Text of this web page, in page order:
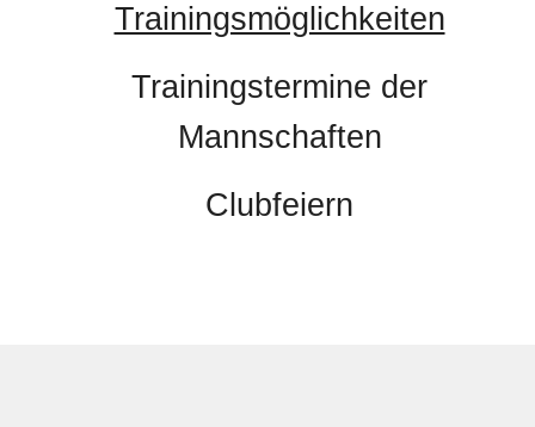
Trainingsmöglichkeiten
Trainingstermine der
Mannschaften
Clubfeiern